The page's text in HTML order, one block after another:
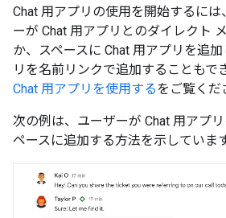
Chat 用アプリの使用を開始するには
ーが Chat 用アプリとのダイレクト
か、スペースに Chat 用アプリを追
リを名前リンクで追加することもで
Chat 用アプリを使用するをご覧くだ
次の例は、ユーザーが Chat 用アプ
ペースに追加する方法を示しています